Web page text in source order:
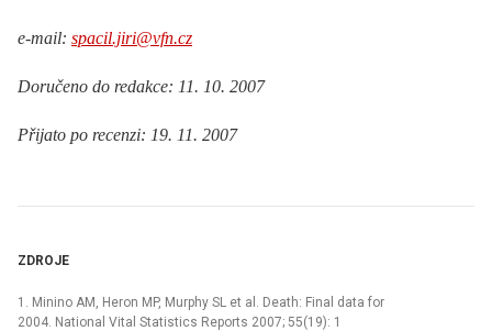
e-mail: spacil.jiri@vfn.cz
Doručeno do redakce: 11. 10. 2007
Přijato po recenzi: 19. 11. 2007
ZDROJE
1. Minino AM, Heron MP, Murphy SL et al. Death: Final data for
2004. National Vital Statistics Reports 2007; 55(19): 1